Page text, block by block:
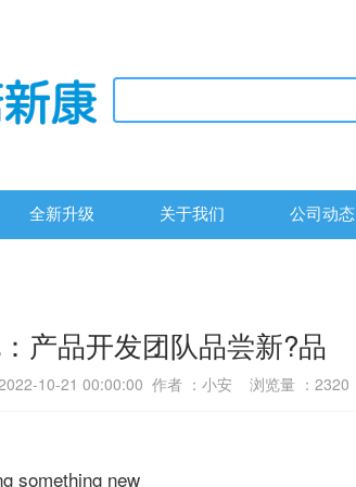
全新升级 关于我们 公司动态
产品开发团队品尝新?品
10-21 00:00:00 作者 ：小安 浏览量 ： 2320
something new